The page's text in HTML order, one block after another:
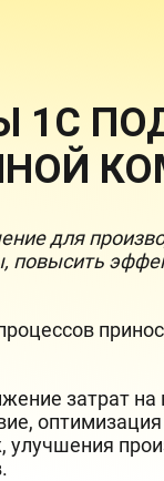
1С
для
повысить
затрат